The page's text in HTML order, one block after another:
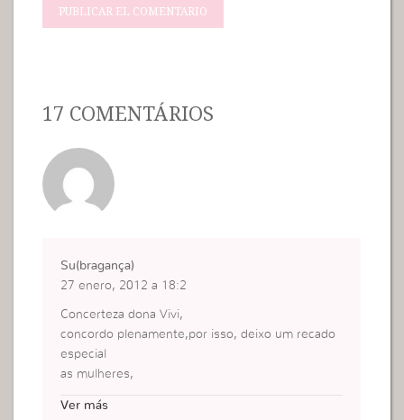
17 COMENTÁRIOS
Su(bragança)
27 enero, 2012 a 18:2
Concerteza dona Vivi,
concordo plenamente,por isso, deixo um recado
especial
as mulheres,
Ver más